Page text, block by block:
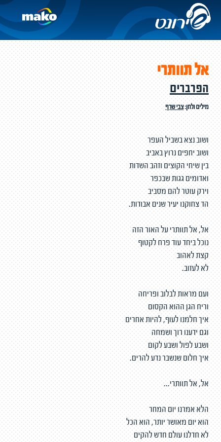
אל תוותרי
הפרברים
מילים ולחן:צבי שרף
ושוב נצא בשביל העפר
ושוב יחפים נרוץ באביב
בין שיחי הקוצים וזהב השדות
ואדומים גגות שבכפר
וירק עוטר להם מסביב
הד צחוקנו יעיר שנים אבודות.
אל, אל תוותרי על האור הזה
נוכל ביחד עוד פרח לקטוף
קצת לאהוב
לא לעזוב.
ועם מראות לבלוב ופריחה
וריח הגן ההוא הקסום
איך חלמנו לעוף, להיות אחרים
וגם ידענו רוך ושמחה
ושבע לפול ושבע לקום
איך חלום שנשבר נדע להרים.
אל, אל תוותרי...
הלא אמרנו יום המחר
הוא יום מאושר יותר, הוא הכל
לא חדלנו עולם חדש להקים